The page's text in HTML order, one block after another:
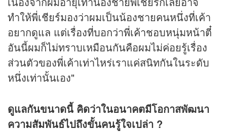
ทำให้พี่เชียร์มองว่าผมเป็นน้องชายคนหนึ่งที่เค้า
อยากดูแล แต่เรื่องที่บอกว่าพี่เค้าชอบหนุ่มหน้าตี๋
อันนี้ผมก็ไม่ทราบเหมือนกันคือผมไม่ค่อยรู้เรื่อง
ส่วนตัวของพี่เค้าเท่าไหร่เราแค่สนิทกันในระดับ
หนึ่งเท่านั้นเอง"
ดูแลกันขนาดนี้ คิดว่าในอนาคตมีโอกาสพัฒนา
ความสัมพันธ์ไปถึงขั้นคนรู้ใจเปล่า ?